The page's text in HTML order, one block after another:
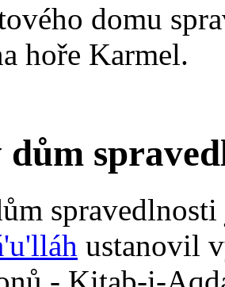
domu
hoře Karmel.
dům
ustanovil